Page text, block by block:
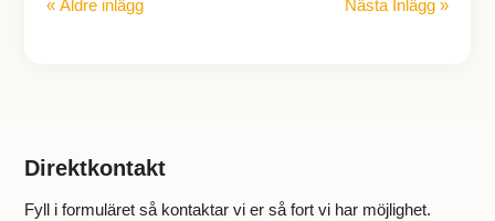
« Äldre inlägg Nästa Inlägg »
Direktkontakt
Fyll i formuläret så kontaktar vi er så fort vi har möjlighet.